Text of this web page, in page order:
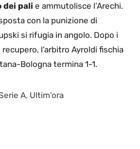
dei pali e ammutolisce l’Arechi.
con la punizione di
si rifugia in angolo. Dopo i
l’arbitro Ayroldi fischia
Bologna termina 1-1.
A, Ultim'ora